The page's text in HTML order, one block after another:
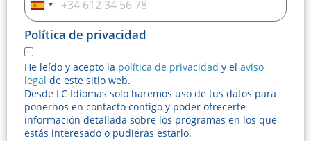
Spain
+34
Política de privacidad
He leído y acepto la política de privacidad y el aviso
legal de este sitio web.
Desde LC Idiomas solo haremos uso de tus datos para
ponernos en contacto contigo y poder ofrecerte
información detallada sobre los programas en los que
estás interesado o pudieras estarlo.